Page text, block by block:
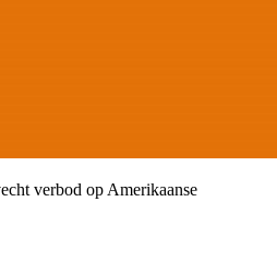
verbod op Amerikaanse